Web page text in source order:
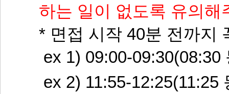
하는 일이 없도록 유의해
* 면접 시작 40분 전까지
ex 1) 09:00-
ex 2) 11:55-12:25(11:25